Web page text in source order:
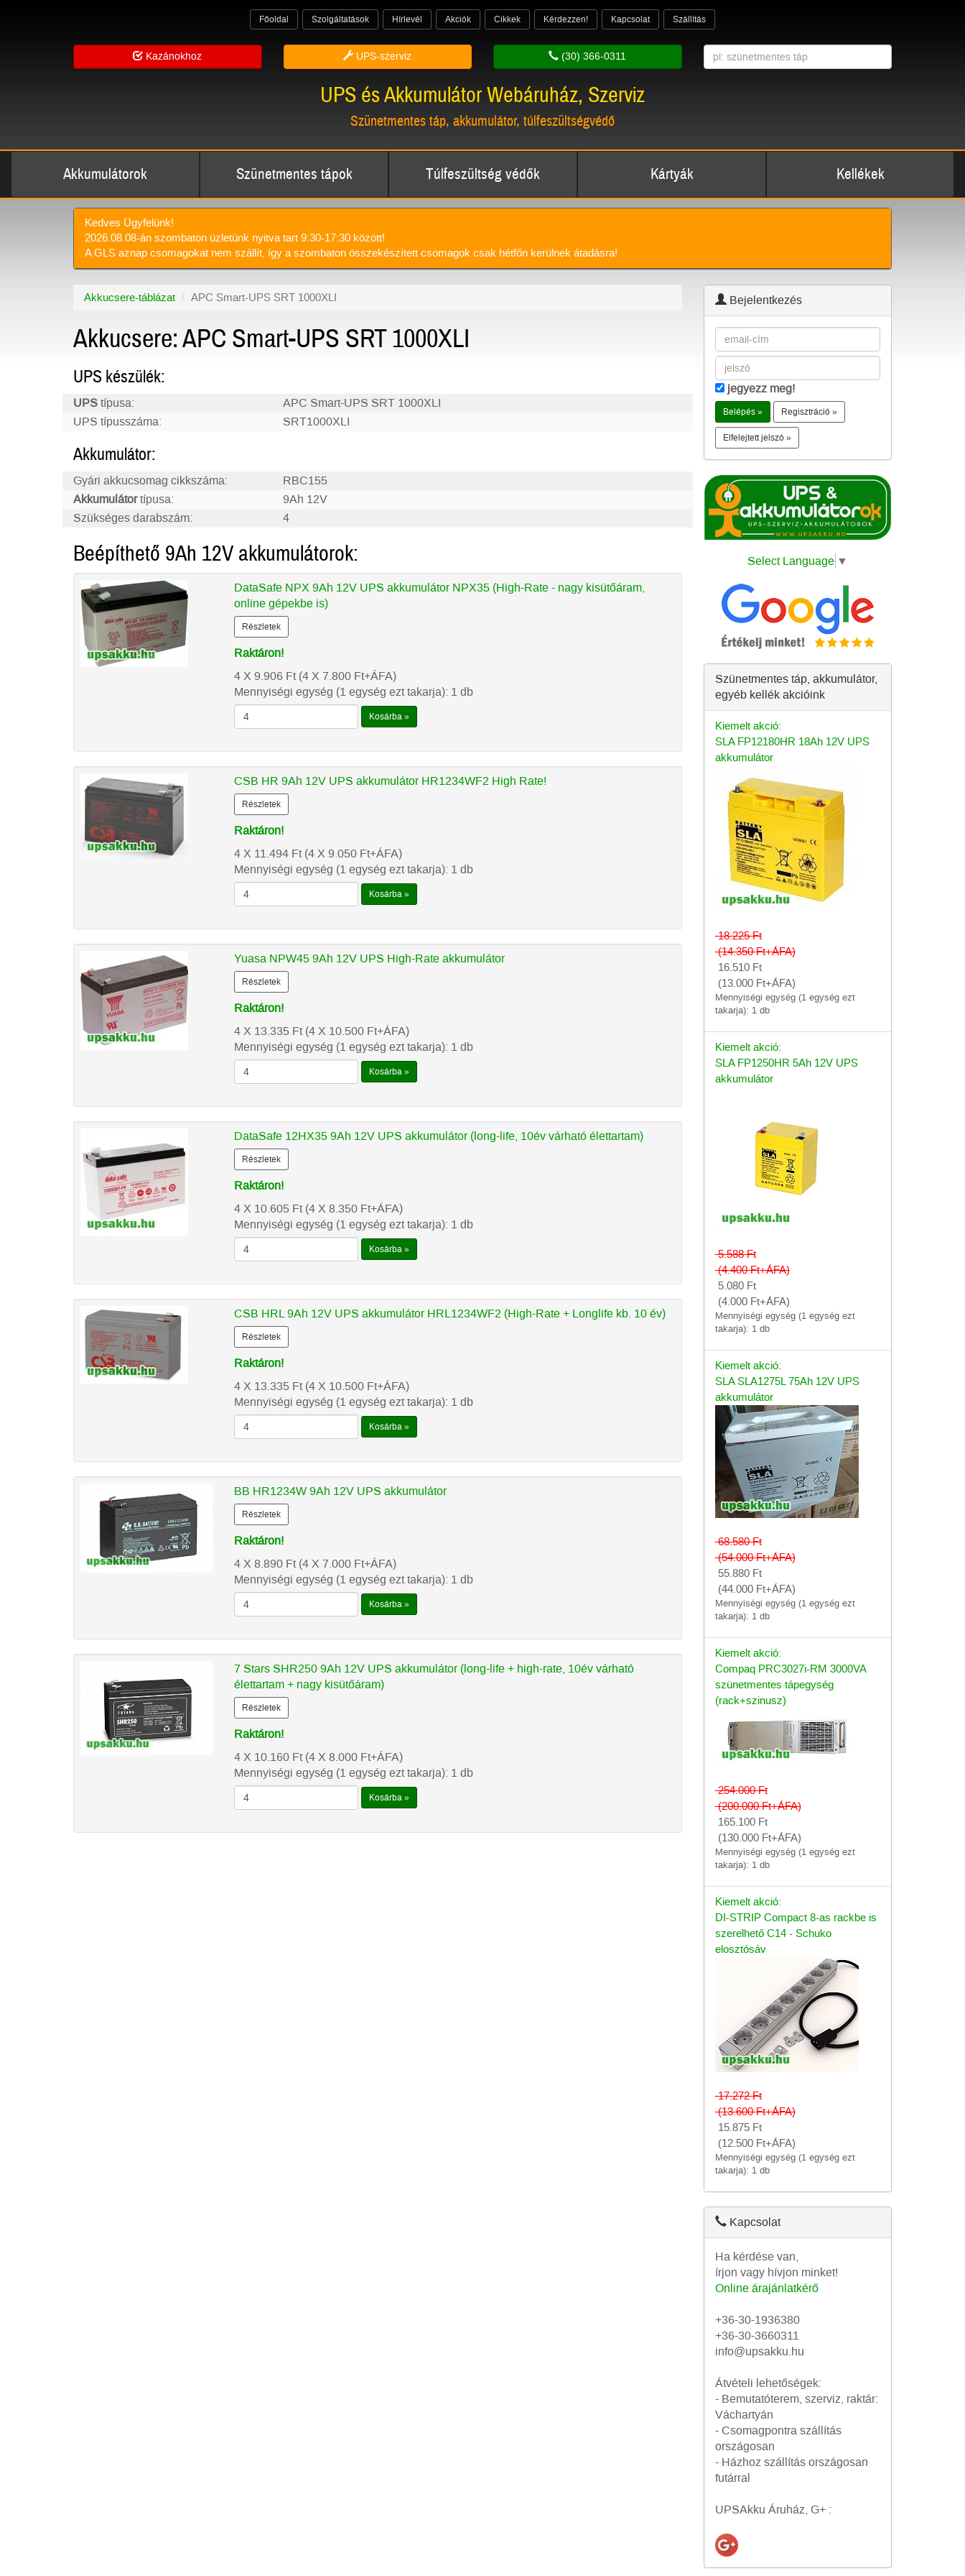
Főoldal Szolgáltatások Hírlevél Akciók Cikkek Kérdezzen! Kapcsolat Szállítás
Kazánokhoz UPS-szerviz (30) 366-0311
UPS és Akkumulátor Webáruház, Szerviz
Szünetmentes táp, akkumulátor, túlfeszültségvédő
Akkumulátorok Szünetmentes tápok Túlfeszültség védők Kártyák Kellékek
Kedves Ügyfelünk!
2026.08.08-án szombaton üzletünk nyitva tart 9:30-17:30 között!
A GLS aznap csomagokat nem szállít, így a szombaton összekészített csomagok csak hétfőn kerülnek átadásra!
Akkucsere-táblázat APC Smart-UPS SRT 1000XLI
Akkucsere: APC Smart-UPS SRT 1000XLI
UPS készülék:
UPS típusa:
APC Smart-UPS SRT 1000XLI
UPS típusszáma:
SRT1000XLI
Akkumulátor:
Gyári akkucsomag cikkszáma:
RBC155
Akkumulátortípusa:
9Ah 12V
Szükséges darabszám:
4
Beépíthető 9Ah 12V akkumulátorok:
DataSafe NPX 9Ah 12V UPS akkumulátor NPX35 (High-Rate - nagy kisütőáram,
online gépekbe is)
Részletek
Raktáron!
4 X 9.906 Ft(4 X 7.800 Ft+ÁFA)
Mennyiségi egység (1 egység ezt takarja): 1 db
Kosárba »
CSB HR 9Ah 12V UPS akkumulátor HR1234WF2 High Rate!
Részletek
Raktáron!
4 X 11.494 Ft(4 X 9.050 Ft+ÁFA)
Mennyiségi egység (1 egység ezt takarja): 1 db
Kosárba »
Yuasa NPW45 9Ah 12V UPS High-Rate akkumulátor
Részletek
Raktáron!
4 X 13.335 Ft(4 X 10.500 Ft+ÁFA)
Mennyiségi egység (1 egység ezt takarja): 1 db
Kosárba »
DataSafe 12HX35 9Ah 12V UPS akkumulátor (long-life, 10év várható élettartam)
Részletek
Raktáron!
4 X 10.605 Ft(4 X 8.350 Ft+ÁFA)
Mennyiségi egység (1 egység ezt takarja): 1 db
Kosárba »
CSB HRL 9Ah 12V UPS akkumulátor HRL1234WF2 (High-Rate + Longlife kb. 10 év)
Részletek
Raktáron!
4 X 13.335 Ft(4 X 10.500 Ft+ÁFA)
Mennyiségi egység (1 egység ezt takarja): 1 db
Kosárba »
BB HR1234W 9Ah 12V UPS akkumulátor
Részletek
Raktáron!
4 X 8.890 Ft(4 X 7.000 Ft+ÁFA)
Mennyiségi egység (1 egység ezt takarja): 1 db
Kosárba »
7 Stars SHR250 9Ah 12V UPS akkumulátor (long-life + high-rate, 10év várható
élettartam + nagy kisütőáram)
Részletek
Raktáron!
4 X 10.160 Ft(4 X 8.000 Ft+ÁFA)
Mennyiségi egység (1 egység ezt takarja): 1 db
Kosárba »
Bejelentkezés
jegyezz meg!
Regisztráció »
Elfelejtett jelszó »
Select Language ▼
Szünetmentes táp, akkumulátor,
egyéb kellék akcióink
Kiemelt akció:
SLA FP12180HR 18Ah 12V UPS
akkumulátor
18.225Ft
(14.350Ft+ÁFA)
16.510 Ft
(13.000 Ft+ÁFA)
Mennyiségi egység (1 egység ezt
takarja): 1 db
Kiemelt akció:
SLA FP1250HR 5Ah 12V UPS
akkumulátor
5.588Ft
(4.400Ft+ÁFA)
5.080 Ft
(4.000 Ft+ÁFA)
Mennyiségi egység (1 egység ezt
takarja): 1 db
Kiemelt akció:
SLA SLA1275L 75Ah 12V UPS
akkumulátor
68.580Ft
(54.000Ft+ÁFA)
55.880 Ft
(44.000 Ft+ÁFA)
Mennyiségi egység (1 egység ezt
takarja): 1 db
Kiemelt akció:
Compaq PRC3027i-RM 3000VA
szünetmentes tápegység
(rack+szinusz)
254.000Ft
(200.000Ft+ÁFA)
165.100 Ft
(130.000 Ft+ÁFA)
Mennyiségi egység (1 egység ezt
takarja): 1 db
Kiemelt akció:
DI-STRIP Compact 8-as rackbe is
szerelhető C14 - Schuko
elosztósáv
17.272Ft
(13.600Ft+ÁFA)
15.875 Ft
(12.500 Ft+ÁFA)
Mennyiségi egység (1 egység ezt
takarja): 1 db
Kapcsolat
Ha kérdése van,
írjon vagy hívjon minket!
Online árajánlatkérő
+36-30-1936380
+36-30-3660311
info@upsakku.hu
Átvételi lehetőségek:
- Bemutatóterem, szerviz, raktár:
Váchartyán
- Csomagpontra szállítás
országosan
- Házhoz szállítás országosan
futárral
UPSAkku Áruház, G+ :